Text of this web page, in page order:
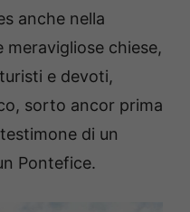
anche nella
meravigliose chiese,
e devoti,
sorto ancor prima
di un
Pontefice.